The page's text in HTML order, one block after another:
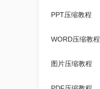
PPT压缩教程
WORD压缩教程
图片压缩教程